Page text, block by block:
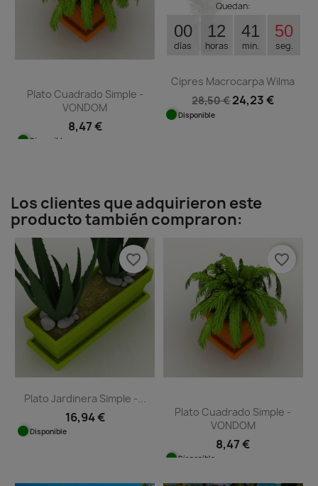
Plato Cuadrado Simple -
VONDOM
8,47 €
Disponible
Quedan:
00
días
12
horas
41
min.
50
seg.
Cipres Macrocarpa Wilma
28,50 €24,23 €
Disponible
Los clientes que adquirieron este
producto también compraron:
Plato Jardinera Simple -...
16,94 €
Disponible
favorite_border
Plato Cuadrado Simple -
VONDOM
8,47 €
Disponible
favorite_border